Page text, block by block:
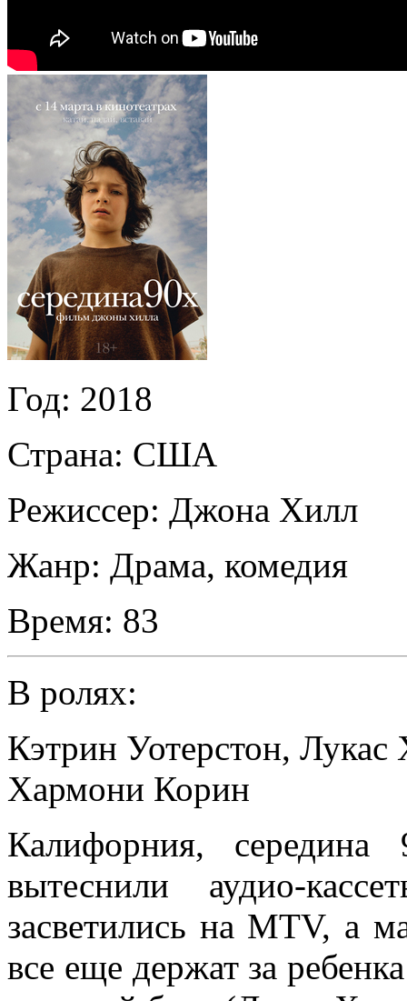
Год: 2018
Страна: США
Режиссер: Джона Хилл
Жанр: Драма, комедия
Время: 83
В ролях:
Кэтрин Уотерстон, Лукас
Хармони Корин
Калифорния,
вытеснили аудио-
засветились на MTV, а
все еще держат за